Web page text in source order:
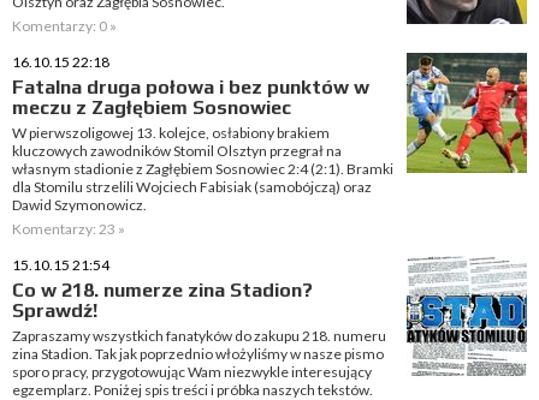
Komentarzy: 0 »
16.10.15 22:18
Fatalna druga połowa i bez punktów w
meczu z Zagłębiem Sosnowiec
W pierwszoligowej 13. kolejce, osłabiony brakiem
kluczowych zawodników Stomil Olsztyn przegrał na
własnym stadionie z Zagłębiem Sosnowiec 2:4 (2:1). Bramki
dla Stomilu strzelili Wojciech Fabisiak (samobójczą) oraz
Dawid Szymonowicz.
Komentarzy: 23 »
15.10.15 21:54
Co w 218. numerze zina Stadion?
Sprawdź!
Zapraszamy wszystkich fanatyków do zakupu 218. numeru
zina Stadion. Tak jak poprzednio włożyliśmy w nasze pismo
sporo pracy, przygotowując Wam niezwykle interesujący
egzemplarz. Poniżej spis treści i próbka naszych tekstów.